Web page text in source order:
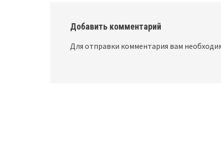
Добавить комментарий
Для отправки комментария вам